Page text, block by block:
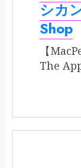
シカ
Shop
【
The